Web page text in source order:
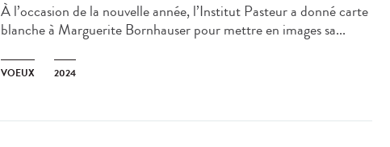
À l’occasion de la nouvelle année, l’Institut Pasteur a donné carte
blanche à Marguerite Bornhauser pour mettre en images sa...
VOEUX 2024